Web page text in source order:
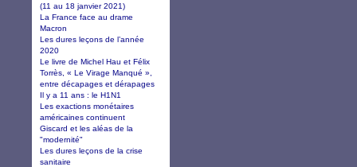
(11 au 18 janvier 2021)
La France face au drame
Macron
Les dures leçons de l’année
2020
Le livre de Michel Hau et Félix
Torrès, « Le Virage Manqué »,
entre décapages et dérapages
Il y a 11 ans : le H1N1
Les exactions monétaires
américaines continuent
Giscard et les aléas de la
"modernité"
Les dures leçons de la crise
sanitaire